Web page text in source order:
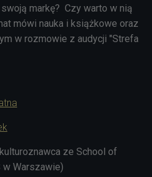
markę? Czy warto w nią
mówi nauka i książkowe oraz
w rozmowie z audycji "Strefa
ze School of
w Warszawie)